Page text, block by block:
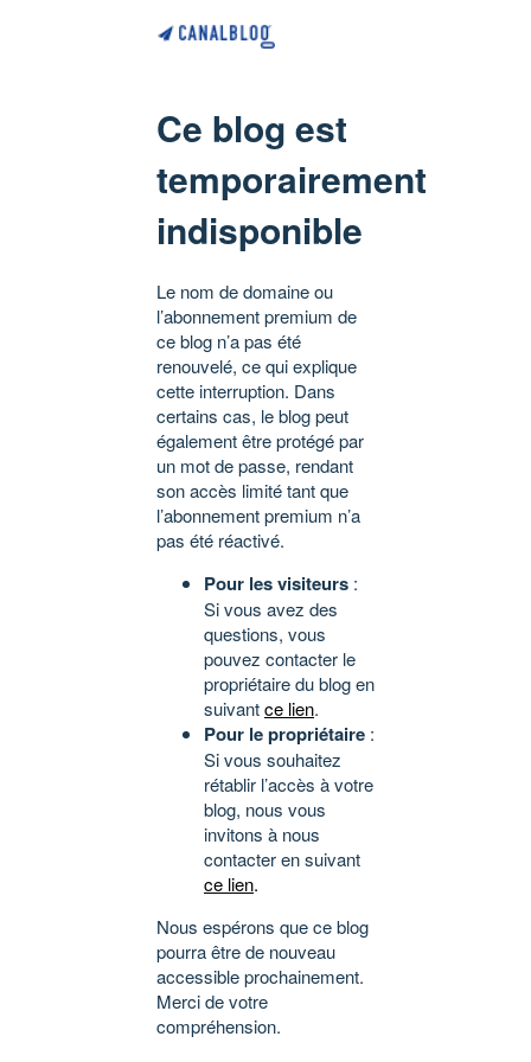
Ce blog est
temporairement
indisponible
Le nom de domaine ou
l’abonnement premium de
ce blog n’a pas été
renouvelé, ce qui explique
cette interruption. Dans
certains cas, le blog peut
également être protégé par
un mot de passe, rendant
son accès limité tant que
l’abonnement premium n’a
pas été réactivé.
Pour les visiteurs :
Si vous avez des
questions, vous
pouvez contacter le
propriétaire du blog en
suivantce lien.
Pour le propriétaire :
Si vous souhaitez
rétablir l’accès à votre
blog, nous vous
invitons à nous
contacter en suivant
ce lien.
Nous espérons que ce blog
pourra être de nouveau
accessible prochainement.
Merci de votre
compréhension.